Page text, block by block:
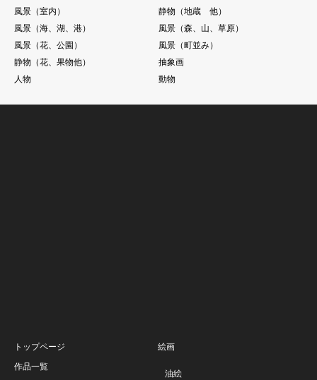
風景（室内）
静物（地蔵 他）
風景（海、湖、港）
風景（森、山、草原）
風景（花、公園）
風景（町並み）
静物（花、果物他）
抽象画
人物
動物
トップページ
作品一覧
絵画
油絵